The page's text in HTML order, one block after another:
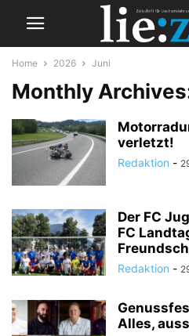
Home 2026 Juni
Monthly
verletzt!
Redaktion -
Der FC
FC
Redaktion -
Alles,